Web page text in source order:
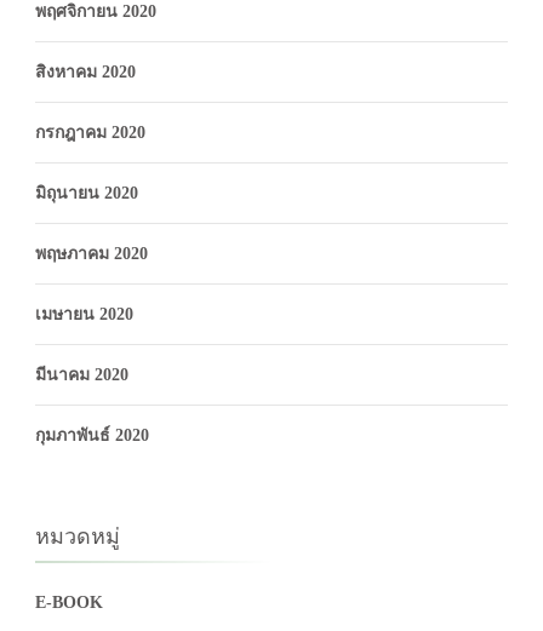
พฤศจิกายน 2020
สิงหาคม 2020
กรกฎาคม 2020
มิถุนายน 2020
พฤษภาคม 2020
เมษายน 2020
มีนาคม 2020
กุมภาพันธ์ 2020
หมวดหมู่
E-BOOK